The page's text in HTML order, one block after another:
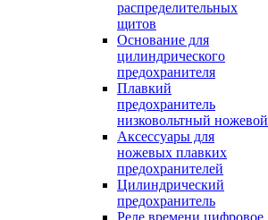
распределительных
щитов
Основание для
цилиндрического
предохранителя
Плавкий
предохранитель
низковольтный ножевой
Аксессуары для
ножевых плавких
предохранителей
Цилиндрический
предохранитель
Реле времени цифровое